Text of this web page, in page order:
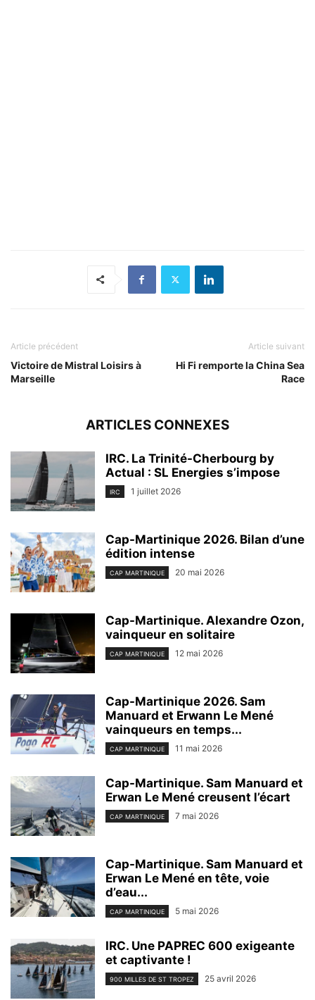
Article précédent
Victoire de Mistral Loisirs à
Marseille
Article suivant
Hi Fi remporte la China Sea
Race
ARTICLES CONNEXES
IRC. La Trinité-Cherbourg by
Actual : SL Energies s’impose
IRC 1 juillet 2026
Cap-Martinique 2026. Bilan d’une
édition intense
CAP MARTINIQUE 20 mai 2026
Cap-Martinique. Alexandre Ozon,
vainqueur en solitaire
CAP MARTINIQUE 12 mai 2026
Cap-Martinique 2026. Sam
Manuard et Erwann Le Mené
vainqueurs en temps...
CAP MARTINIQUE 11 mai 2026
Cap-Martinique. Sam Manuard et
Erwan Le Mené creusent l’écart
CAP MARTINIQUE 7 mai 2026
Cap-Martinique. Sam Manuard et
Erwan Le Mené en tête, voie
d’eau...
CAP MARTINIQUE 5 mai 2026
IRC. Une PAPREC 600 exigeante
et captivante !
900 MILLES DE ST TROPEZ 25 avril 2026